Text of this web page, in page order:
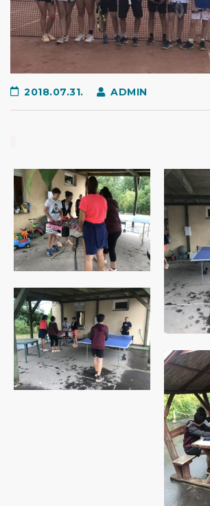
2018.07.31. ADMIN